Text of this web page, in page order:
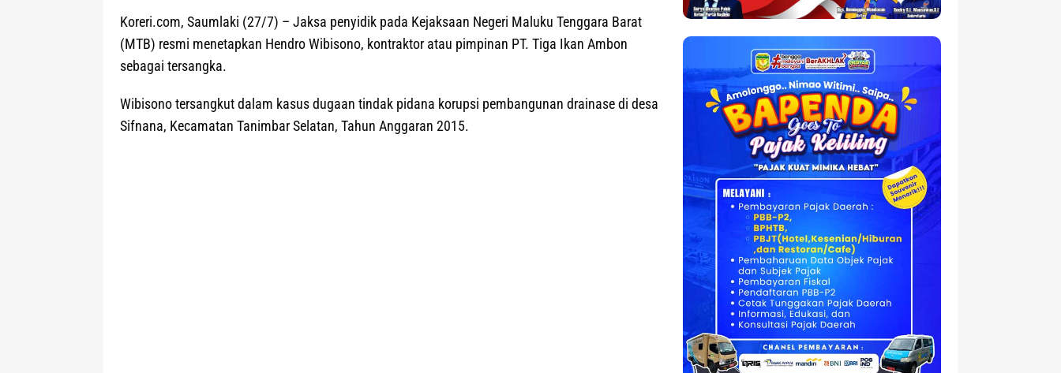
Koreri.com, Saumlaki (27/7) – Jaksa penyidik pada Kejaksaan Negeri Maluku Tenggara Barat
(MTB) resmi menetapkan Hendro Wibisono, kontraktor atau pimpinan PT. Tiga Ikan Ambon
sebagai tersangka.
Wibisono tersangkut dalam kasus dugaan tindak pidana korupsi pembangunan drainase di desa
Sifnana, Kecamatan Tanimbar Selatan, Tahun Anggaran 2015.